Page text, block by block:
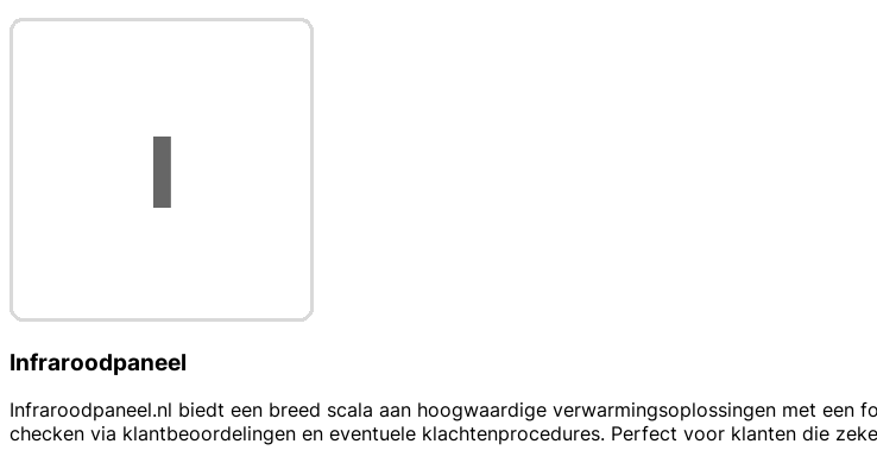
Infraroodpaneel
Infraroodpaneel.nl biedt een breed scala aan hoogwaardige verwarmingsoplossingen met
checken via klantbeoordelingen en eventuele klachtenprocedures. Perfect voor klanten die